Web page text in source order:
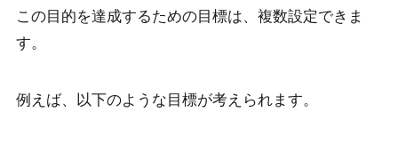
この目的を達成するための目標は、複数設定できま
す。
例えば、以下のような目標が考えられます。